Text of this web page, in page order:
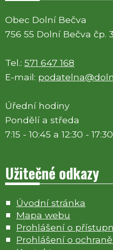
Obec Dolní Bečva
756 55 Dolní Bečva čp.
Tel.: 571 647 168
E-mail:
Úřední hodiny
Pondělí a středa
7:15 - 10:45 a 12:30 - 17:30
Užitečné odkazy
Úvodní stránka
Mapa webu
Prohlášení o
Prohlášení o